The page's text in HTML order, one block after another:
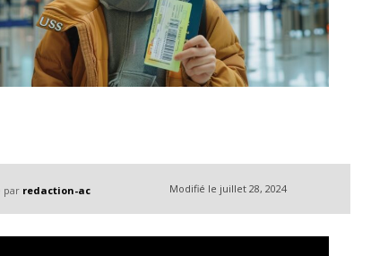
par redaction-ac Modifié le juillet 28, 2024